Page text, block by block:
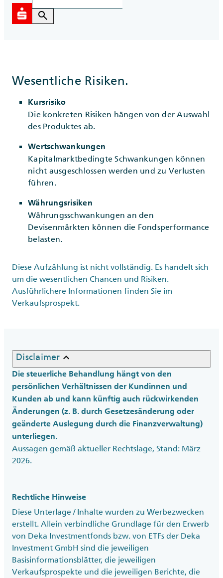
search
Wesentliche Risiken.
Kursrisiko
Die konkreten Risiken hängen von der Auswahl
des Produktes ab.
Wertschwankungen
Kapitalmarktbedingte Schwankungen können
nicht ausgeschlossen werden und zu Verlusten
führen.
Währungsrisiken
Währungsschwankungen an den
Devisenmärkten können die Fondsperformance
belasten.
Diese Aufzählung ist nicht vollständig. Es handelt sich
um die wesentlichen Chancen und Risiken.
Ausführlichere Informationen finden Sie im
Verkaufsprospekt.
Disclaimer keyboard_arrow_up
Die steuerliche Behandlung hängt von den
persönlichen Verhältnissen der Kundinnen und
Kunden ab und kann künftig auch rückwirkenden
Änderungen (z. B. durch Gesetzesänderung oder
geänderte Auslegung durch die Finanzverwaltung)
unterliegen.
Aussagen gemäß aktueller Rechtslage, Stand: März
2026.
Rechtliche Hinweise
Diese Unterlage / Inhalte wurden zu Werbezwecken
erstellt. Allein verbindliche Grundlage für den Erwerb
von Deka Investmentfonds bzw. von ETFs der Deka
Investment GmbH sind die jeweiligen
Basisinformationsblätter, die jeweiligen
Verkaufsprospekte und die jeweiligen Berichte, die